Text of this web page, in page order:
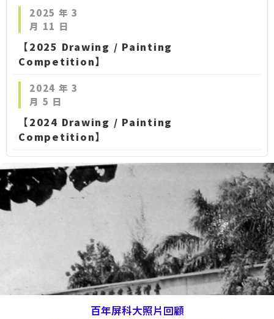
2025 年 3
月 11 日
【2025 Drawing / Painting
Competition】
2024 年 3
月 5 日
【2024 Drawing / Painting
Competition】
百年屏科大照片回顧